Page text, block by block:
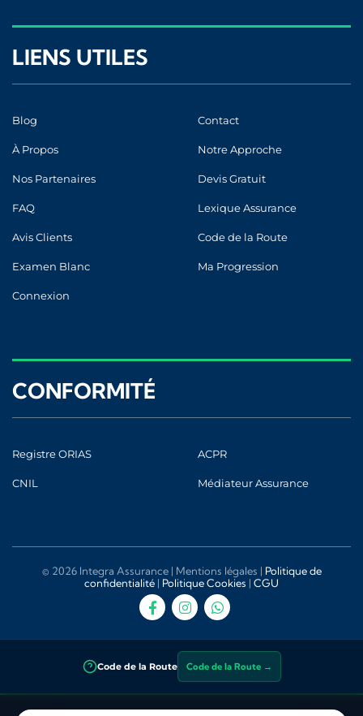
LIENS UTILES
Blog Contact
À Propos Notre Approche
Nos Partenaires Devis Gratuit
FAQ Lexique Assurance
Avis Clients Code de la Route
Examen Blanc Ma Progression
Connexion
CONFORMITÉ
Registre ORIAS ACPR
CNIL Médiateur Assurance
© 2026 Integra Assurance | Mentions légales | Politique de
confidentialité | Politique Cookies | CGU
Code de la Route Code de la Route →